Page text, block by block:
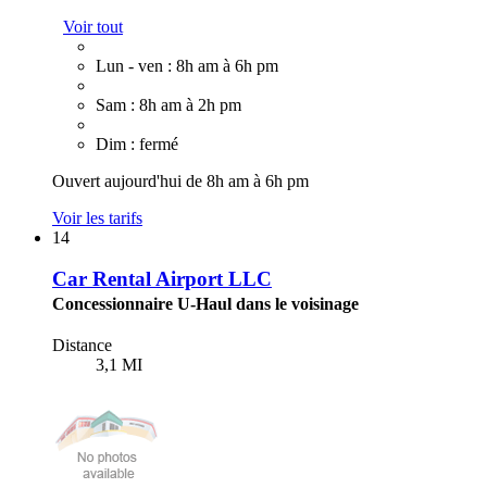
Voir tout
Lun - ven : 8h am à 6h pm
Sam : 8h am à 2h pm
Dim : fermé
Ouvert aujourd'hui de 8h am à 6h pm
Voir les tarifs
14
Car Rental Airport LLC
Concessionnaire U-Haul dans le voisinage
Distance
3,1 MI